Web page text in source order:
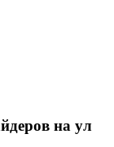
на ул